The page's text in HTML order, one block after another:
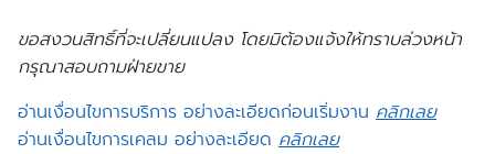
ขอสงวนสิทธิ์ที่จะเปลี่ยนแปลง โดยมิต้องแจ้งให้ทราบล่วงหน้า
กรุณาสอบถามฝ่ายขาย
อ่านเงื่อนไขการบริการ อย่างละเอียดก่อนเริ่มงาน คลิกเลย
อ่านเงื่อนไขการเคลม อย่างละเอียด คลิกเลย